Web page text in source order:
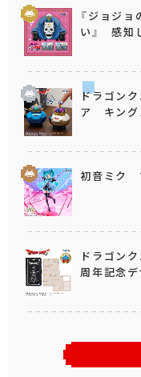
『ジョジ
い』 感知
ドラゴン
ア キング
初音ミク
ドラゴン
周年記念